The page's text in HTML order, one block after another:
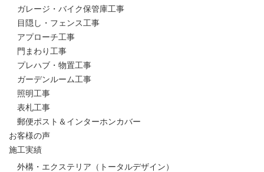
ガレージ・バイク保管庫工事
目隠し・フェンス工事
アプローチ工事
門まわり工事
プレハブ・物置工事
ガーデンルーム工事
照明工事
表札工事
郵便ポスト＆インターホンカバー
お客様の声
施工実績
外構・エクステリア（トータルデザイン）